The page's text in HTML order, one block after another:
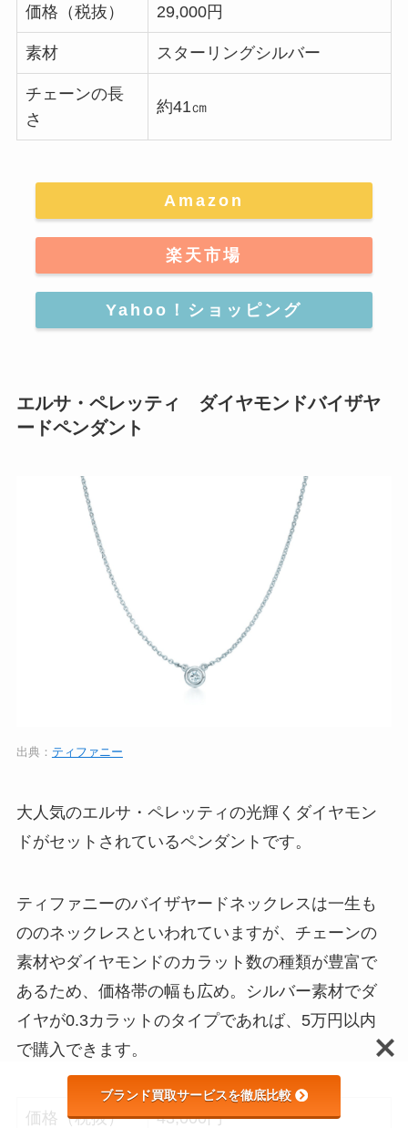
価格（税抜） 29,000円
素材 スターリングシルバー
チェーンの長
さ
約41㎝
Amazon
楽天市場
Yahoo！ショッピング
エルサ・ペレッティ ダイヤモンドバイザヤ
ードペンダント
出典： ティファニー
大人気のエルサ・ペレッティの光輝くダイヤモン
ドがセットされているペンダントです。
ティファニーのバイザヤードネックレスは一生も
ののネックレスといわれていますが、チェーンの
素材やダイヤモンドのカラット数の種類が豊富で
あるため、価格帯の幅も広め。シルバー素材でダ
イヤが0.3カラットのタイプであれば、5万円以内
で購入できます。
価格（税抜） 43,000円
ブランド買取サービスを徹底比較